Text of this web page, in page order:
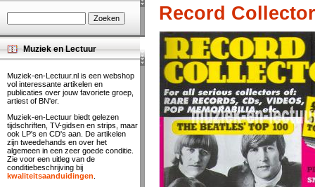
Record
Muziek en Lectuur
Muziek-en-Lectuur.nl is een webshop
vol interessante artikelen en
publicaties over jouw favoriete groep,
artiest of BN'er.
Muziek-en-Lectuur biedt gelezen
tijdschriften, TV-gidsen en strips, maar
ook LP's en CD's aan. De artikelen
zijn tweedehands en over het
algemeen in een zeer goede conditie.
Zie voor een uitleg van de
conditiebeschrijving bij
kwaliteitsaanduidingen